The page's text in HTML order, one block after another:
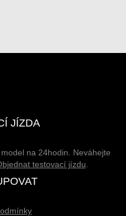
JÍZDA
na 24hodin. Neváhejte
testovací jízdu